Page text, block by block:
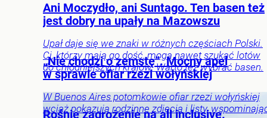
Ani Moczydło, ani Suntago. Ten basen też
jest dobry na upały na Mazowszu
Upał daje się we znaki w różnych częściach Polski.
Ci, którzy mają go dość, mogą nawet szukać lotów
do chłodniejszych krajów. Warto też wybrać basen.
„Nie chodzi o zemstę”. Mocny apel
w sprawie ofiar rzezi wołyńskiej
W Buenos Aires potomkowie ofiar rzezi wołyńskiej
wciąż pokazują rodzinne zdjęcia i listy,
Rośnie zagrożenie na all inclusive.